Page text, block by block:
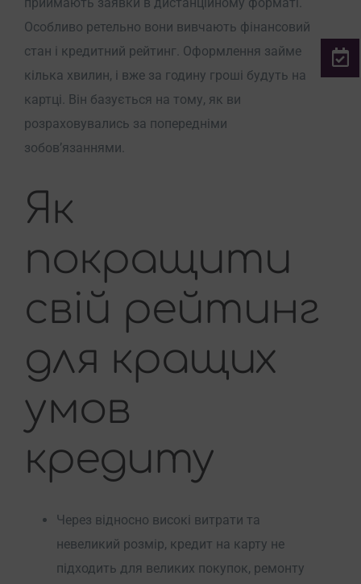
Особливо ретельно вони вивчають фінансовий
стан і кредитний рейтинг. Оформлення займе
кілька хвилин, і вже за годину гроші будуть на
картці. Він базується на тому, як ви
розраховувались за попередніми
зобов’язаннями.
Як
покращити
свій рейтинг
для кращих
умов
кредиту
Через відносно високі витрати та
невеликий розмір, кредит на карту не
підходить для великих покупок, ремонту